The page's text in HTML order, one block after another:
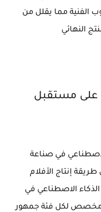
الفنية مما يقلل من
النهائي
على مستقبل
في صناعة
إنتاج الأفلام
الاصطناعي في
مخصص لكل فئة جمهور